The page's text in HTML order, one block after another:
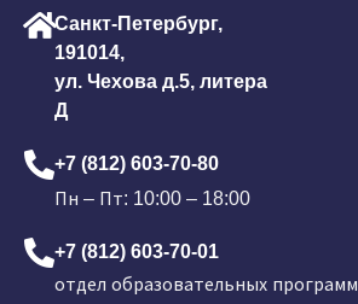
Санкт-Петербург,
191014,
ул. Чехова д.5, литера
Д
+7 (812) 603-70-80
Пн – Пт: 10:00 – 18:00
+7 (812) 603-70-01
отдел образовательных программ